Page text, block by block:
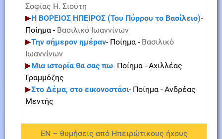
Σοφίας Η. Σιούτη
Η ΒΟΡΕΙΟΣ ΗΠΕΙΡΟΣ (Του Πύρρου το Βασίλειο)-
Ποίημα - Βασιλικό Ιωαννίνων
Την σήμερον ημέραν- Ποίημα - Βασιλικό
Ιωαννίνων
Μια ιστορία θα σας πω- Ποίημα - Αχιλλέας
Γραμμόζης
Στο Δέμα, στο εικονοστάσι- Ποίημα - Ανδρέας
Μεντής
ΕΝ – θυμήσεις από Ηπειρώτικους ήχους